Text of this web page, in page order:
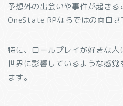
予想外の出会いや事件が起き
OneState RPならではの面白さ
特に、ロールプレイが好きな
世界に影響しているような感
ます。